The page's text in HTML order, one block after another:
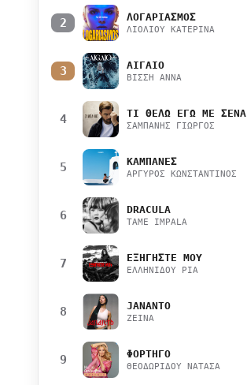
2 ΛΟΓΑΡΙΑΣΜΟΣ
ΛΙΟΛΙΟΥ ΚΑΤΕΡΙΝΑ
3 ΑΙΓΑΙΟ
ΒΙΣΣΗ ΑΝΝΑ
4 ΤΙ ΘΕΛΩ ΕΓΩ ΜΕ ΣΕΝΑ
ΣΑΜΠΑΝΗΣ ΓΙΩΡΓΟΣ
5 ΚΑΜΠΑΝΕΣ
ΑΡΓΥΡΟΣ ΚΩΝΣΤΑΝΤΙΝΟΣ
6 DRACULA
TAME IMPALA
7 ΕΞΗΓΗΣΤΕ ΜΟΥ
ΕΛΛΗΝΙΔΟΥ ΡΙΑ
8 JANANTO
ZEINA
9 ΦΟΡΤΗΓΟ
ΘΕΟΔΩΡΙΔΟΥ ΝΑΤΑΣΑ